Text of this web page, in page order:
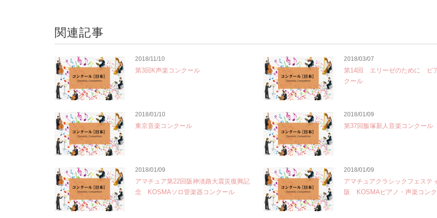
関連記事
2018/11/10
第3回K声楽コンクール
2018/03/07
第14回 エリーゼのために ピ
クール
2018/01/10
東京音楽コンクール
2018/01/09
第37回飯塚新人音楽コンクール
2018/01/09
アマチュア第22回阪神淡路大震災復興記
念 KOSMAソロ管楽器コンクール
2018/01/09
アマチュアクラシックフェステ
阪 KOSMAピアノ・声楽コン